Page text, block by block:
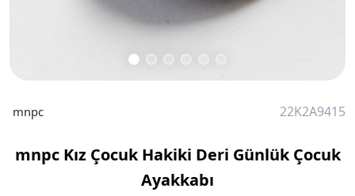
mnpc 22K2A9415
mnpc Kız Çocuk Hakiki Deri Günlük Çocuk
Ayakkabı